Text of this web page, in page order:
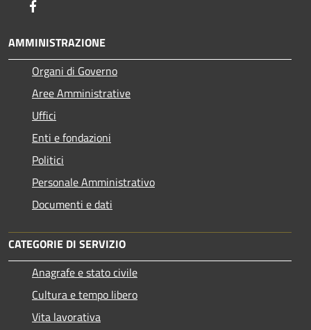
AMMINISTRAZIONE
Organi di Governo
Aree Amministrative
Uffici
Enti e fondazioni
Politici
Personale Amministrativo
Documenti e dati
CATEGORIE DI SERVIZIO
Anagrafe e stato civile
Cultura e tempo libero
Vita lavorativa